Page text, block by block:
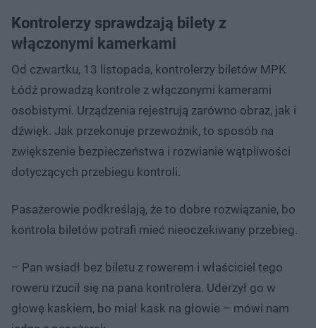
Kontrolerzy sprawdzają bilety ​z
włączonymi kamerkami
Od czwartku, 13 listopada, kontrolerzy biletów MPK
Łódź prowadzą kontrole z włączonymi kamerami
osobistymi. Urządzenia rejestrują zarówno obraz, jak i
dźwięk. Jak przekonuje przewoźnik, to sposób na
zwiększenie bezpieczeństwa i rozwianie wątpliwości
dotyczących przebiegu kontroli.
Pasażerowie podkreślają, że to dobre rozwiązanie, bo
kontrola biletów potrafi mieć nieoczekiwany przebieg.
– Pan wsiadł bez biletu z rowerem i właściciel tego
roweru rzucił się na pana kontrolera. Uderzył go w
głowę kaskiem, bo miał kask na głowie – mówi nam